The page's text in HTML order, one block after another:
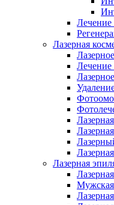
Лазерная
Лечение
Лазерная
Мужская